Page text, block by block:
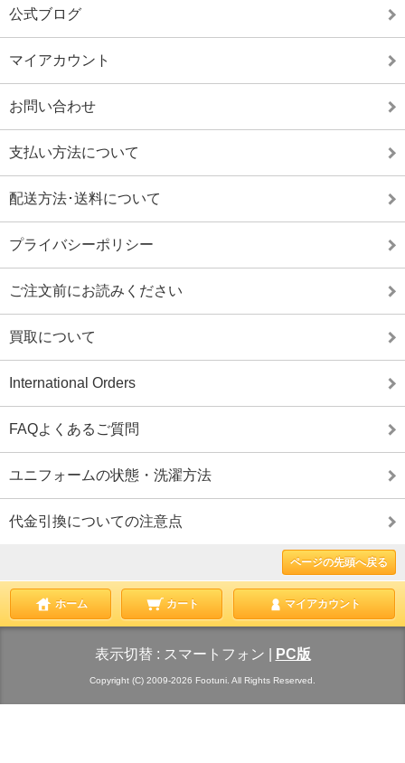
公式ブログ
マイアカウント
お問い合わせ
支払い方法について
配送方法･送料について
プライバシーポリシー
ご注文前にお読みください
買取について
International Orders
FAQよくあるご質問
ユニフォームの状態・洗濯方法
代金引換についての注意点
ページの先頭へ戻る
ホーム カート マイアカウント
表示切替 : スマートフォン PC版
Copyright (C) 2009-2026 Footuni. All Rights Reserved.